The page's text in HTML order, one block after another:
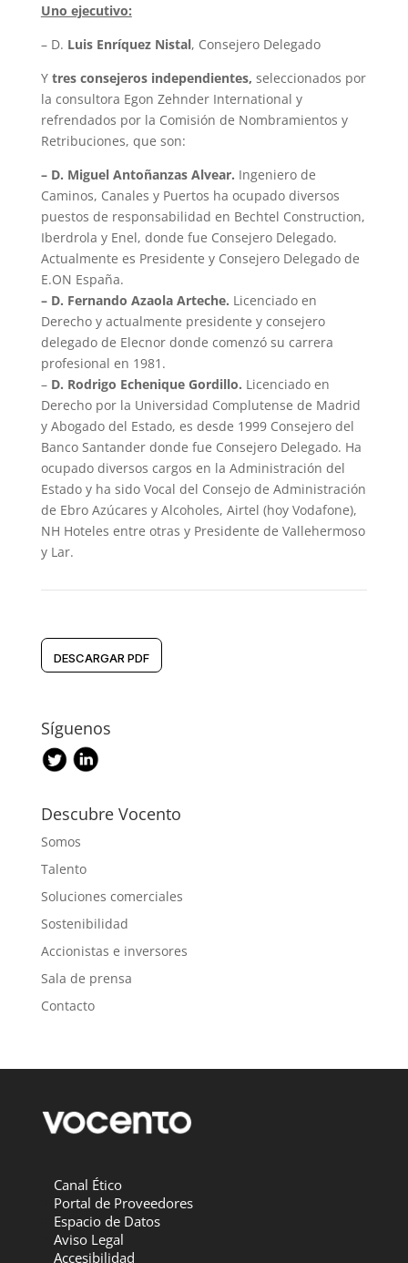
Uno ejecutivo:
– D. Luis Enríquez Nistal, Consejero Delegado
Y tres consejeros independientes, seleccionados por
la consultora Egon Zehnder International y
refrendados por la Comisión de Nombramientos y
Retribuciones, que son:
– D. Miguel Antoñanzas Alvear. Ingeniero de
Caminos, Canales y Puertos ha ocupado diversos
puestos de responsabilidad en Bechtel Construction,
Iberdrola y Enel, donde fue Consejero Delegado.
Actualmente es Presidente y Consejero Delegado de
E.ON España.
– D. Fernando Azaola Arteche. Licenciado en
Derecho y actualmente presidente y consejero
delegado de Elecnor donde comenzó su carrera
profesional en 1981.
– D. Rodrigo Echenique Gordillo. Licenciado en
Derecho por la Universidad Complutense de Madrid
y Abogado del Estado, es desde 1999 Consejero del
Banco Santander donde fue Consejero Delegado. Ha
ocupado diversos cargos en la Administración del
Estado y ha sido Vocal del Consejo de Administración
de Ebro Azúcares y Alcoholes, Airtel (hoy Vodafone),
NH Hoteles entre otras y Presidente de Vallehermoso
y Lar.
DESCARGAR PDF
Síguenos
Descubre Vocento
Somos
Talento
Soluciones comerciales
Sostenibilidad
Accionistas e inversores
Sala de prensa
Contacto
Canal Ético
Portal de Proveedores
Espacio de Datos
Aviso Legal
Accesibilidad